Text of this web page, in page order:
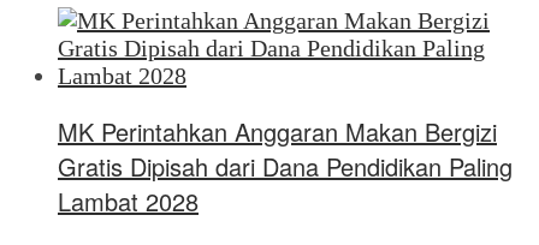
MK Perintahkan Anggaran Makan Bergizi
Gratis Dipisah dari Dana Pendidikan Paling
Lambat 2028